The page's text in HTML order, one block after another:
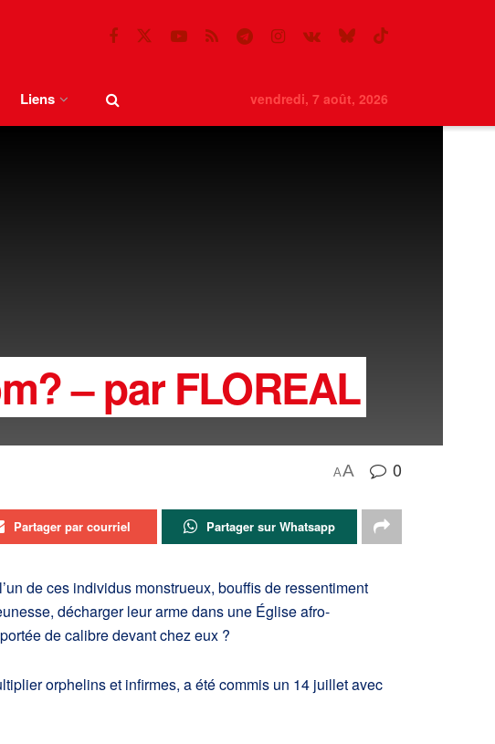
Liens vendredi, 7 août, 2026
– par FLOREAL
AA 0
Partager par courriel Partager sur Whatsapp
de ces individus monstrueux, bouffis de ressentiment
décharger leur arme dans une Église afro-
de calibre devant chez eux ?
orphelins et infirmes, a été commis un 14 juillet avec